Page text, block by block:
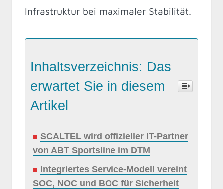
Infrastruktur bei maximaler Stabilität.
Inhaltsverzeichnis: Das
erwartet Sie in diesem
Artikel
SCALTEL wird offizieller IT-Partner
von ABT Sportsline im DTM
Integriertes Service-Modell vereint
SOC, NOC und BOC für Sicherheit